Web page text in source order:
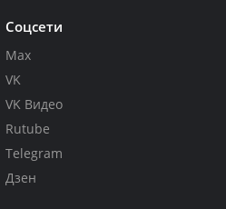
Соцсети
Max
VK
VK Видео
Rutube
Telegram
Дзен